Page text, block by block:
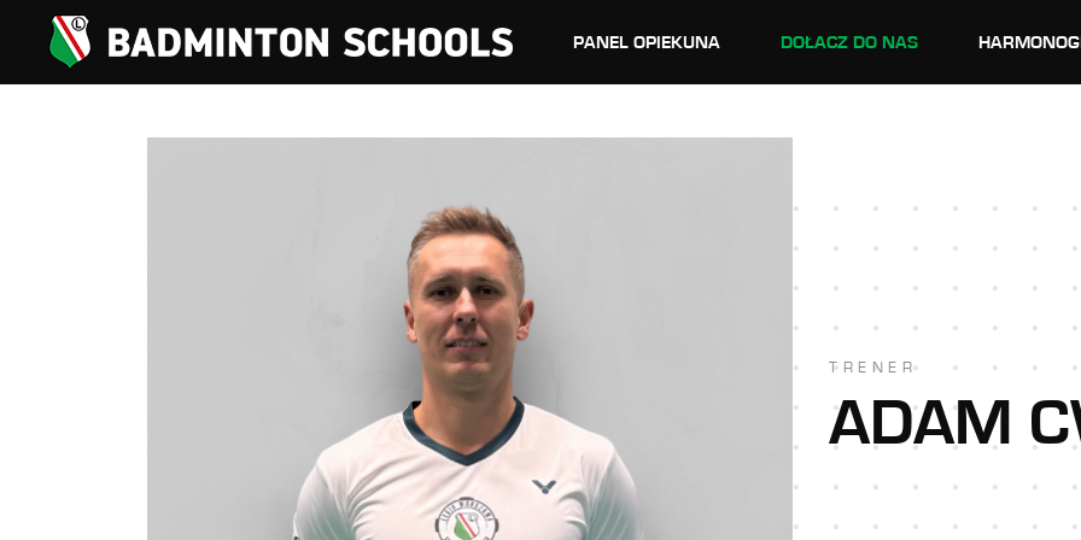
PANEL OPIEKUNA DOŁACZ DO NAS
TRENER
ADAM